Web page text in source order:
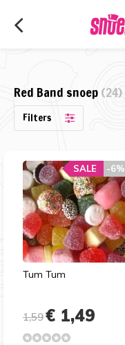
Red Band snoep(24)
Filters
Tum Tum
-6%
SALE
1,59€ 1,49